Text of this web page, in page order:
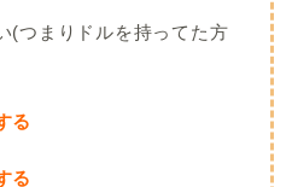
(つまりドルを持ってた方
る
る